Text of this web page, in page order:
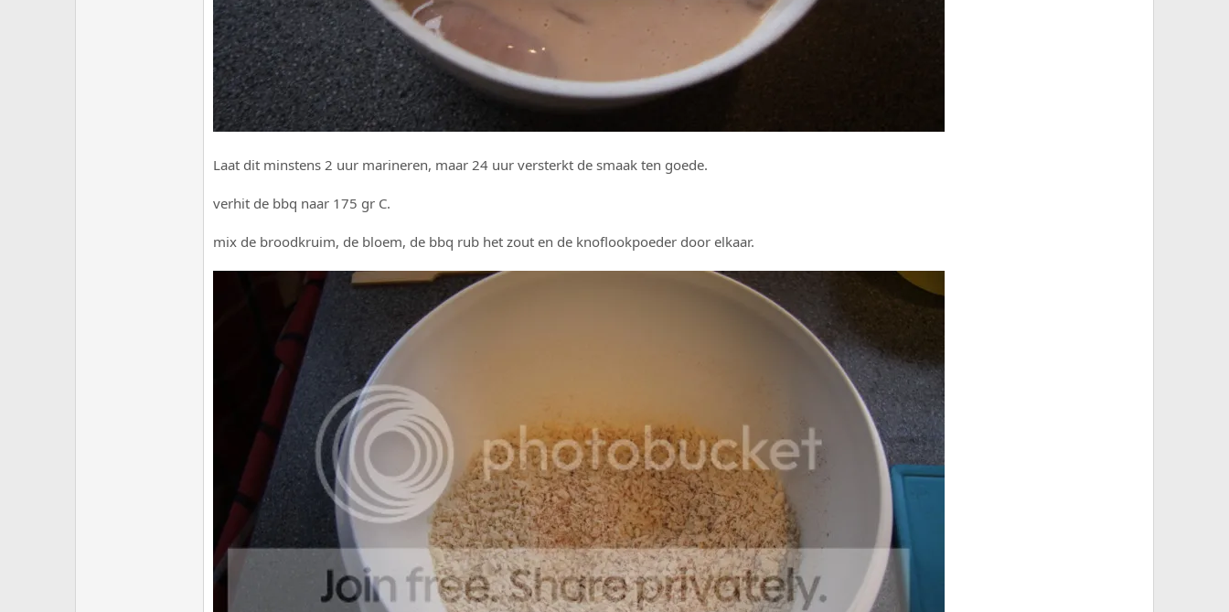
Laat dit minstens 2 uur marineren, maar 24 uur versterkt de smaak ten goede.
verhit de bbq naar 175 gr C.
mix de broodkruim, de bloem, de bbq rub het zout en de knoflookpoeder door elkaar.